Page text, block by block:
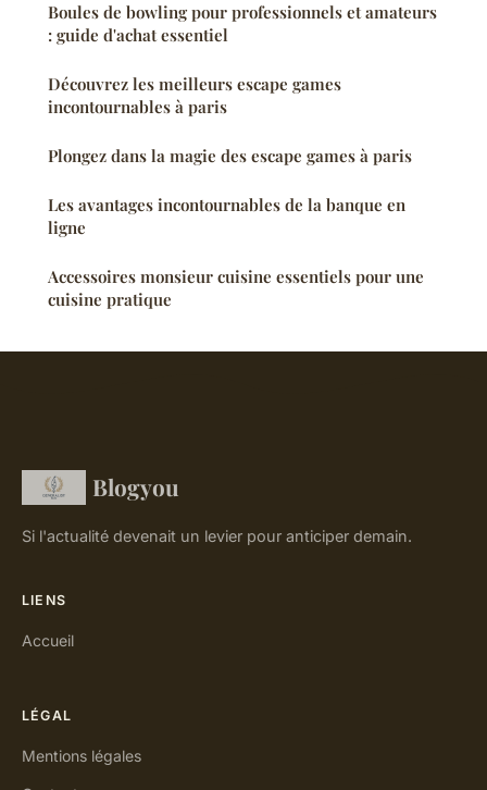
Boules de bowling pour professionnels et amateurs
: guide d'achat essentiel
Découvrez les meilleurs escape games
incontournables à paris
Plongez dans la magie des escape games à paris
Les avantages incontournables de la banque en
ligne
Accessoires monsieur cuisine essentiels pour une
cuisine pratique
Blogyou
Si l'actualité devenait un levier pour anticiper demain.
LIENS
Accueil
LÉGAL
Mentions légales